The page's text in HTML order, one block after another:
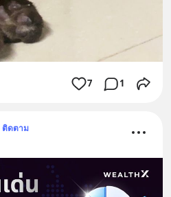
7 1
ติดตาม